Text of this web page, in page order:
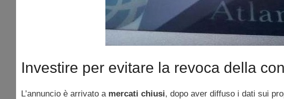
Investire per evitare la revoca della
L’annuncio è arrivato a mercati chiusi, dopo aver diffuso i dati sui